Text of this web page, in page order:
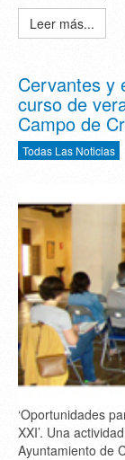
Leer más...
Cervantes y
curso de
Campo de
Todas Las Noticias
‘Oportunidades
XXI’. Una
Ayuntamiento de